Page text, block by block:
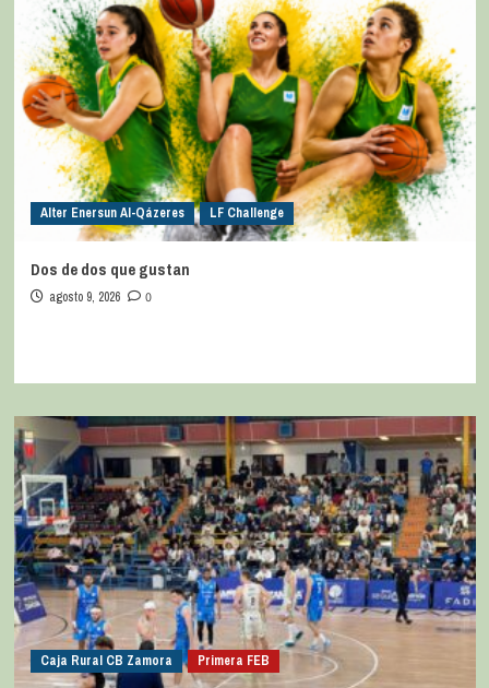
Alter Enersun Al-Qázeres LF Challenge
Dos de dos que gustan
agosto 9, 2026 0
Caja Rural CB Zamora Primera FEB